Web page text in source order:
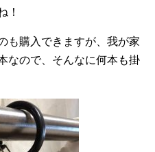
！
も購入できますが、我が家
なので、そんなに何本も掛